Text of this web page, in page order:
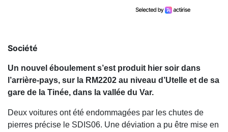
Société
Un nouvel éboulement s’est produit hier soir dans
l’arrière-pays, sur la RM2202 au niveau d’Utelle et de sa
gare de la Tinée, dans la vallée du Var.
Deux voitures ont été endommagées par les chutes de
pierres précise le SDIS06. Une déviation a pu être mise en